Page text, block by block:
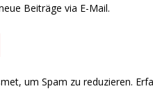
Beiträge via E-Mail.
um Spam zu reduzieren.